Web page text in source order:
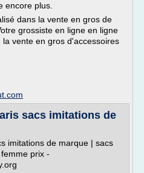
encore plus.
dans la vente en gros de
grossiste en ligne en ligne
vente en gros d'accessoires
sacs imitations de
imitations de marque | sacs
prix -